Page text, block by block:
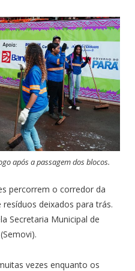
após a passagem dos blocos.
percorrem o corredor da
deixados para trás.
Secretaria Municipal de
vezes enquanto os